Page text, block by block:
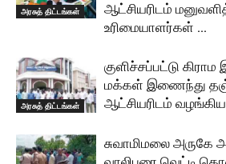
அரசுத் திட்டங்கள்
ஆட்சியரிடம்
உரிமையாளர்கள் …
அரசுத் திட்டங்கள்
குளிச்சப்பட்டு
மக்கள் இணைந்து
ஆட்சியரிடம்
சுவாமிமலை அருகே